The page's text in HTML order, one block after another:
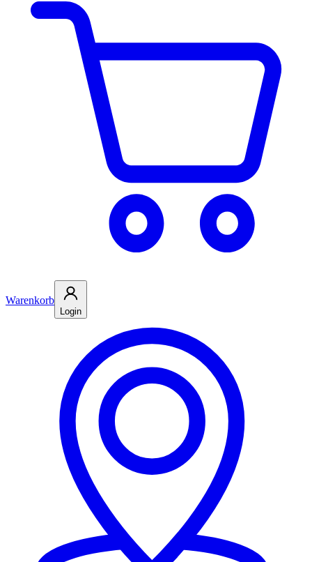
Warenkorb
Login